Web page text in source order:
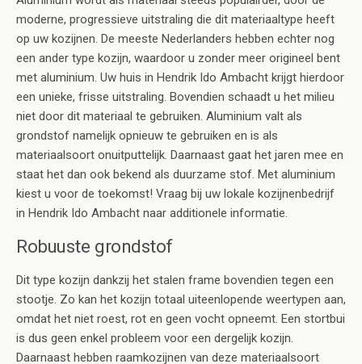
moderne, progressieve uitstraling die dit materiaaltype heeft
op uw kozijnen. De meeste Nederlanders hebben echter nog
een ander type kozijn, waardoor u zonder meer origineel bent
met aluminium. Uw huis in Hendrik Ido Ambacht krijgt hierdoor
een unieke, frisse uitstraling. Bovendien schaadt u het milieu
niet door dit materiaal te gebruiken. Aluminium valt als
grondstof namelijk opnieuw te gebruiken en is als
materiaalsoort onuitputtelijk. Daarnaast gaat het jaren mee en
staat het dan ook bekend als duurzame stof. Met aluminium
kiest u voor de toekomst! Vraag bij uw lokale kozijnenbedrijf
in Hendrik Ido Ambacht naar additionele informatie.
Robuuste grondstof
Dit type kozijn dankzij het stalen frame bovendien tegen een
stootje. Zo kan het kozijn totaal uiteenlopende weertypen aan,
omdat het niet roest, rot en geen vocht opneemt. Een stortbui
is dus geen enkel probleem voor een dergelijk kozijn.
Daarnaast hebben raamkozijnen van deze materiaalsoort